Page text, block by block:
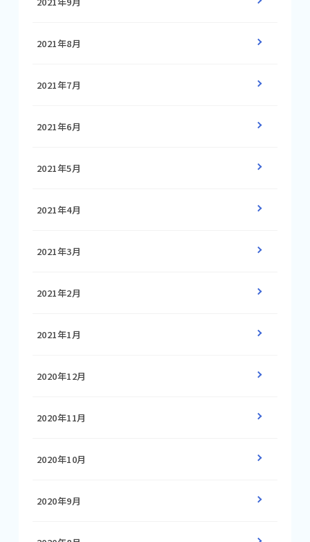
2021年8月
2021年7月
2021年6月
2021年5月
2021年4月
2021年3月
2021年2月
2021年1月
2020年12月
2020年11月
2020年10月
2020年9月